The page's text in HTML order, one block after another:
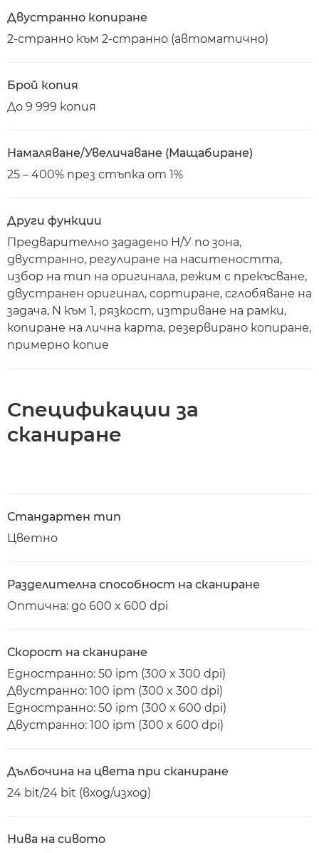
Двустранно копиране
2-странно към 2-странно (автоматично)
Брой копия
До 9 999 копия
Намаляване/Увеличаване (Мащабиране)
25 – 400% през стъпка от 1%
Други функции
Предварително зададено Н/У по зона,
двустранно, регулиране на наситеността,
избор на тип на оригинала, режим с прекъсване,
двустранен оригинал, сортиране, сглобяване на
задача, N към 1, рязкост, изтриване на рамки,
копиране на лична карта, резервирано копиране,
примерно копие
Спецификации за
сканиране
Стандартен тип
Цветно
Разделителна способност на сканиране
Оптична: до 600 x 600 dpi
Скорост на сканиране
Едностранно: 50 ipm (300 x 300 dpi)
Двустранно: 100 ipm (300 x 300 dpi)
Едностранно: 50 ipm (300 x 600 dpi)
Двустранно: 100 ipm (300 x 600 dpi)
Дълбочина на цвета при сканиране
24 bit/24 bit (вход/изход)
Нива на сивото